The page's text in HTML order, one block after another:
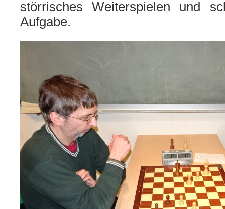
störrisches Weiterspielen und
Aufgabe.